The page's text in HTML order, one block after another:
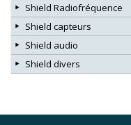
Shield Radiofréquence
Shield capteurs
Shield audio
Shield divers